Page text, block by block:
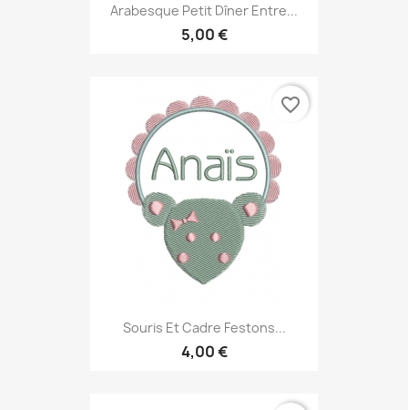
Arabesque Petit Dîner Entre...
5,00 €
Souris Et Cadre Festons...
4,00 €
favorite_border